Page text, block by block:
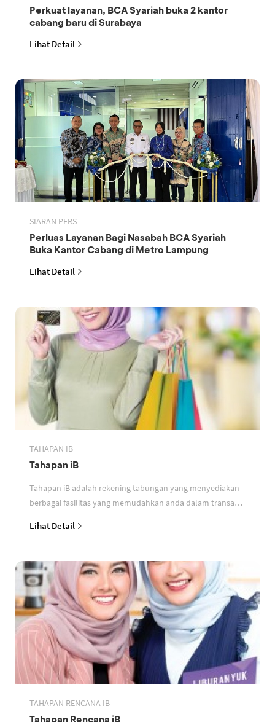
Perkuat layanan, BCA Syariah buka 2 kantor
cabang baru di Surabaya
Lihat Detail
SIARAN PERS
Perluas Layanan Bagi Nasabah BCA Syariah
Buka Kantor Cabang di Metro Lampung
Lihat Detail
TAHAPAN IB
Tahapan iB
Tahapan iB adalah rekening tabungan yang menyediakan
berbagai fasilitas yang memudahkan anda dalam transaksi
Lihat Detail
TAHAPAN RENCANA IB
Tahapan Rencana iB